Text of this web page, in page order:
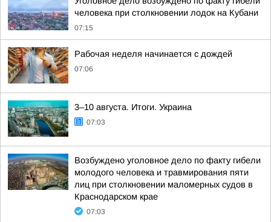
человека при столкновении лодок на Кубани
07:15
Рабочая неделя начинается с дождей
07:06
3–10 августа. Итоги. Украина
07:03
Возбуждено уголовное дело по факту гибели
молодого человека и травмирования пяти
лиц при столкновении маломерных судов в
Краснодарском крае
07:03